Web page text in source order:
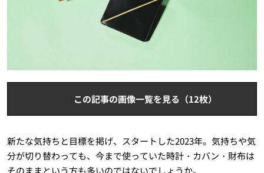
この記事の画像一覧を見る（12枚）
新たな気持ちと目標を掲げ、スタートした2023年。気持ちや気
分が切り替わっても、今まで使っていた時計・カバン・財布は
そのままという方も多いのではないでしょうか。